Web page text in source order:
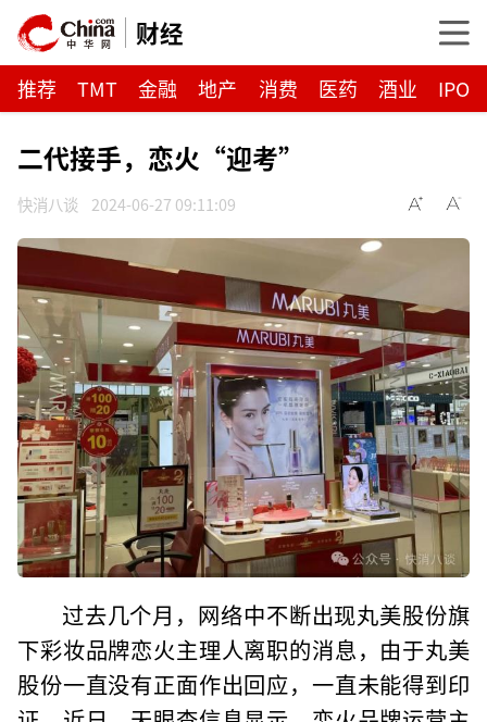
财经
推荐 TMT 金融 地产 消费 医药 酒业 IPO
二代接手，恋火“迎考”
快消八谈 2024-06-27 09:11:09
过去几个月，网络中不断出现丸美股份旗
下彩妆品牌恋火主理人离职的消息，由于丸美
股份一直没有正面作出回应，一直未能得到印